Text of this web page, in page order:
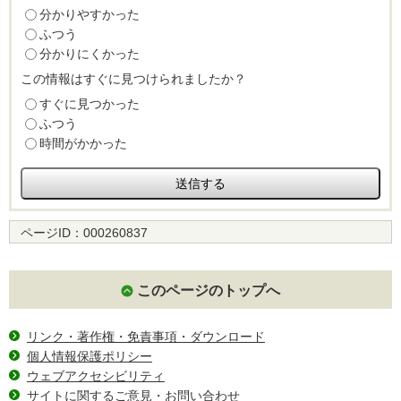
分かりやすかった
ふつう
分かりにくかった
この情報はすぐに見つけられましたか？
すぐに見つかった
ふつう
時間がかかった
ページID： 000260837
このページのトップへ
リンク・著作権・免責事項・ダウンロード
個人情報保護ポリシー
ウェブアクセシビリティ
サイトに関するご意見・お問い合わせ